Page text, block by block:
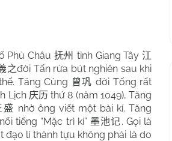
Phủ Châu 抚州 tỉnh Giang Tây 江
之đời Tấn rửa bút nghiên sau khi
Tăng Củng 曾巩 đời Tống rất
Lịch 庆历 thứ 8 (năm 1049), Tăng
盛 nhờ ông viết một bài kí. Tăng
tiếng “Mặc trì kí” 墨池记. Gọi là
đạo lí thành tựu không phải là do